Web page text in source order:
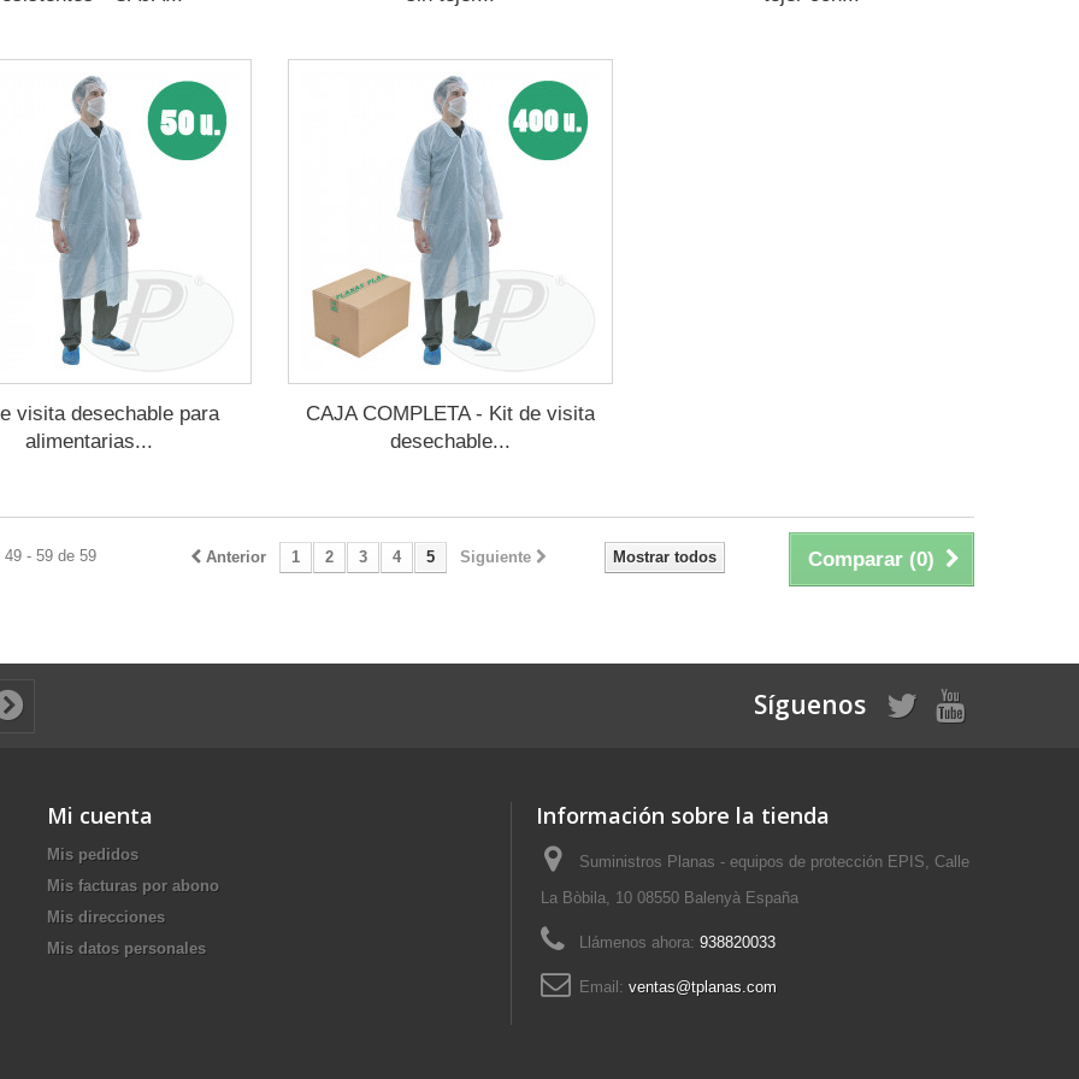
visita desechable para
alimentarias...
CAJA COMPLETA - Kit de visita
desechable...
Comparar (0)
Mostrar todos
Anterior 1 2 3 4 5 Siguiente
49 - 59 de 59
Síguenos
Mi cuenta
Mis pedidos
Mis facturas por abono
Mis direcciones
Mis datos personales
Información sobre la tienda
Suministros Planas - equipos de protección EPIS, Calle
La Bòbila, 10 08550 Balenyà España
Llámenos ahora: 938820033
Email: ventas@tplanas.com